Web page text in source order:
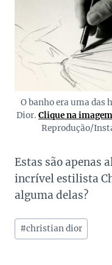
O banho era uma
Dior. Clique na
Reprodução/
Estas são apenas
incrível estilista
alguma delas?
Tags
do
#christian dior